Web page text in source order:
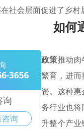
社会层面促进了乡村
如何
利用 产业政策推动
化和良种繁育，进
引更多投资。这种
应链和服务行业也
有助于提升整个产
3656
询
询